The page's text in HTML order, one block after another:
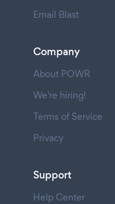
Email Blast
Company
About POWR
We're hiring!
Terms of Service
Privacy
Support
Help Center